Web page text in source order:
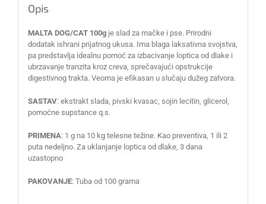
Opis
MALTA DOG/CAT 100gje slad za mačke i pse. Prirodni
dodatak ishrani prijatnog ukusa. Ima blaga laksativna svojstva,
pa predstavlja idealnu pomoć za izbacivanje loptica od dlake i
ubrzavanje tranzita kroz creva, sprečavajući opstrukcije
digestivnog trakta. Veoma je efikasan u slučaju dužeg zatvora.
SASTAV: ekstrakt slada, pivski kvasac, sojin lecitin, glicerol,
pomoćne supstance q.s.
PRIMENA: 1 g na 10 kg telesne težine. Kao preventiva, 1 ili 2
puta nedeljno. Za uklanjanje loptica od dlake, 3 dana
uzastopno
PAKOVANJE: Tuba od 100 grama